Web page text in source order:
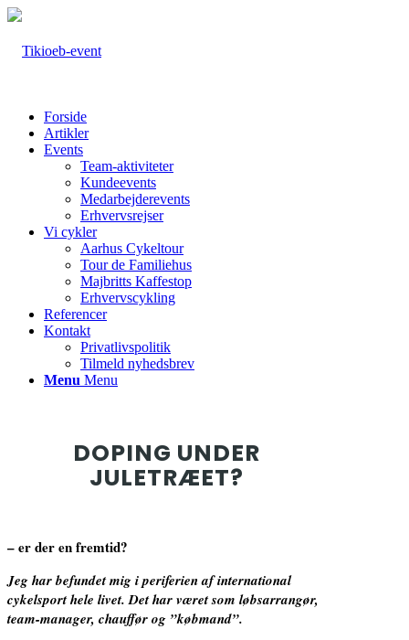
Forside
Artikler
Events
Team-aktiviteter
Kundeevents
Medarbejderevents
Erhvervsrejser
Vi cykler
Aarhus Cykeltour
Tour de Familiehus
Majbritts Kaffestop
Erhvervscykling
Referencer
Kontakt
Privatlivspolitik
Tilmeld nyhedsbrev
Menu Menu
DOPING UNDER
JULETRÆET?
– er der en fremtid?
Jeg har befundet mig i periferien af international
cykelsport hele livet. Det har været som løbsarrangør,
team-manager, chauffør og ”købmand”.